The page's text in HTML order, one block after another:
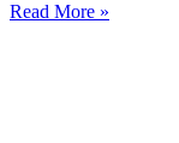
Read More »